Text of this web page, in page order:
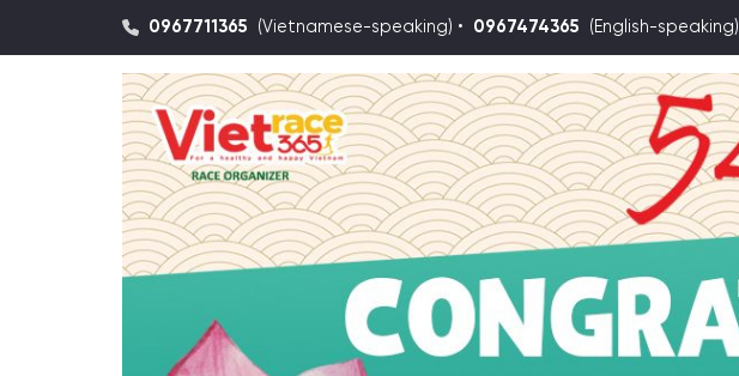
0967711365 (Vietnamese-speaking) • 0967474365 (English-speaking)